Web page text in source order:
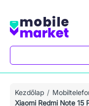
Kezdőlap
Xiaomi Redmi Note 15